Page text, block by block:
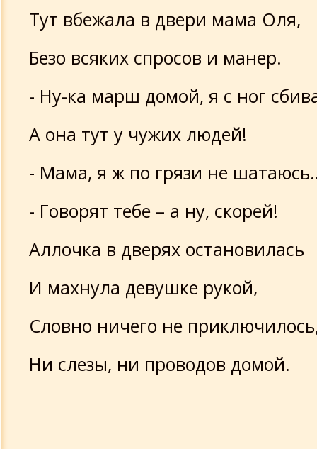
Тут вбежала в двери мама Оля,
Безо всяких спросов и манер.
- Ну-ка марш домой, я с ног
А она тут у чужих людей!
- Мама, я ж по грязи не
- Говорят тебе – а ну, скорей!
Аллочка в дверях остановилась
И махнула девушке рукой,
Словно ничего не
Ни слезы, ни проводов домой.